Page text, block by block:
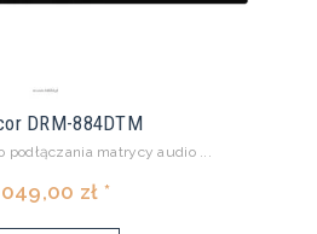
DRM-884DTM
podłączania matrycy audio ...
zł *